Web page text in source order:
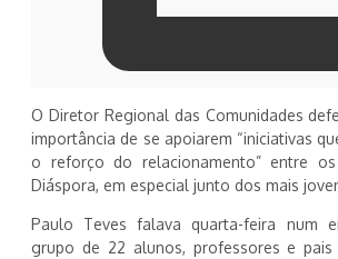
O Diretor Regional das Comunidades
importância de se apoiarem “iniciativas
o reforço do relacionamento” entre
Diáspora, em especial junto dos mais
Paulo Teves falava quarta-feira num
grupo de 22 alunos, professores e pais